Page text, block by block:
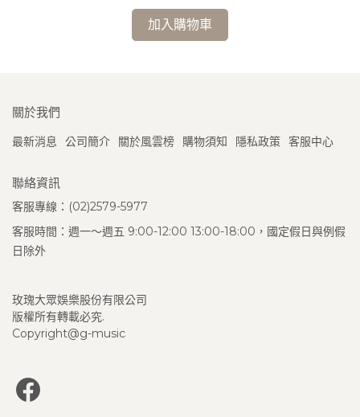
加入購物車
關於我們
最新消息 公司簡介 關於風雲榜 購物須知 隱私政策 客服中心
聯絡資訊
客服專線：(02)2579-5977
客服時間：週一～週五 9:00-12:00 13:00-18:00，國定假日與例假
日除外
玫瑰大眾娛樂股份有限公司
版權所有轉載必究.
Copyright@g-music